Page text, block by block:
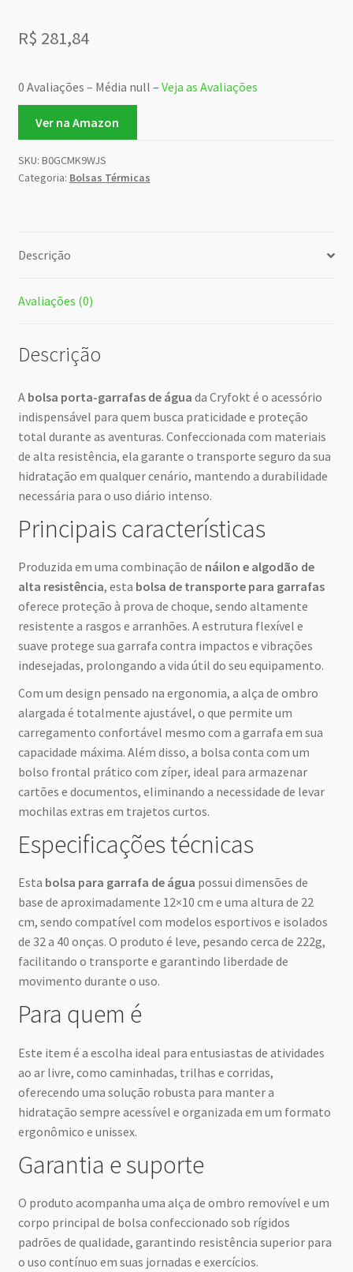
R$ 281,84
0 Avaliações – Média null – Veja as Avaliações
Ver na Amazon
SKU: B0GCMK9WJS
Categoria: Bolsas Térmicas
Descrição
Avaliações (0)
Descrição
A bolsa porta-garrafas de água da Cryfokt é o acessório
indispensável para quem busca praticidade e proteção
total durante as aventuras. Confeccionada com materiais
de alta resistência, ela garante o transporte seguro da sua
hidratação em qualquer cenário, mantendo a durabilidade
necessária para o uso diário intenso.
Principais características
Produzida em uma combinação de náilon e algodão de
alta resistência, esta bolsa de transporte para garrafas
oferece proteção à prova de choque, sendo altamente
resistente a rasgos e arranhões. A estrutura flexível e
suave protege sua garrafa contra impactos e vibrações
indesejadas, prolongando a vida útil do seu equipamento.
Com um design pensado na ergonomia, a alça de ombro
alargada é totalmente ajustável, o que permite um
carregamento confortável mesmo com a garrafa em sua
capacidade máxima. Além disso, a bolsa conta com um
bolso frontal prático com zíper, ideal para armazenar
cartões e documentos, eliminando a necessidade de levar
mochilas extras em trajetos curtos.
Especificações técnicas
Esta bolsa para garrafa de água possui dimensões de
base de aproximadamente 12×10 cm e uma altura de 22
cm, sendo compatível com modelos esportivos e isolados
de 32 a 40 onças. O produto é leve, pesando cerca de 222g,
facilitando o transporte e garantindo liberdade de
movimento durante o uso.
Para quem é
Este item é a escolha ideal para entusiastas de atividades
ao ar livre, como caminhadas, trilhas e corridas,
oferecendo uma solução robusta para manter a
hidratação sempre acessível e organizada em um formato
ergonômico e unissex.
Garantia e suporte
O produto acompanha uma alça de ombro removível e um
corpo principal de bolsa confeccionado sob rígidos
padrões de qualidade, garantindo resistência superior para
o uso contínuo em suas jornadas e exercícios.